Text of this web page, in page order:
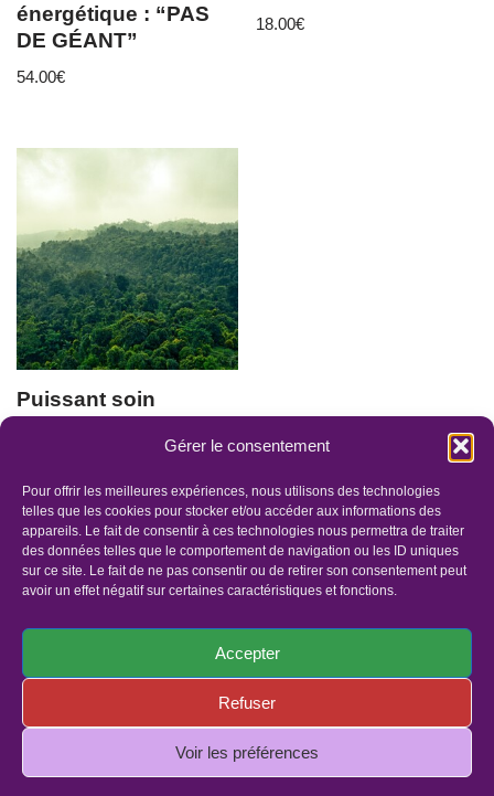
Gérer le consentement
Pour offrir les meilleures expériences, nous utilisons des technologies
telles que les cookies pour stocker et/ou accéder aux informations des
appareils. Le fait de consentir à ces technologies nous permettra de traiter
des données telles que le comportement de navigation ou les ID uniques
sur ce site. Le fait de ne pas consentir ou de retirer son consentement peut
avoir un effet négatif sur certaines caractéristiques et fonctions.
Accepter
Refuser
Voir les préférences
énergétique : “PAS
DE GÉANT”
54.00€
18.00€
Puissant soin
de balai, et ancrage
mère” 26mn
36.00€
Politique de confidentialité
Politique de cookies (UE)